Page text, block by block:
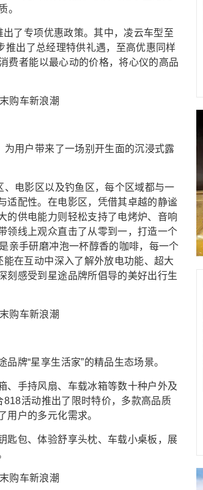
。
了专项优惠政策。其中，凌云车型至
出了总经理特供礼遇，至高优惠同样
费者能以最心动的价格，将心仪的高品
用户带来了一场别开生面的沉浸式露
电影区以及钓鱼区，每个区域都与一
适配性。在电影区，凭借其卓越的静谧
的供电能力则轻松支持了电烤炉、音响
领线上观众直击了从零到一，打造一个
亲手研磨冲泡一杯醇香的咖啡，每一个
在互动中深入了解外放电功能、超大
刻感受到星途品牌所倡导的美好出行生
牌“星享生活家”的精品生态场景。
、手持风扇、车载冰箱等数十种户外及
818活动推出了限时特价，多款高品质
用户的多元化需求。
匙包、体验舒享头枕、车载小桌板，展